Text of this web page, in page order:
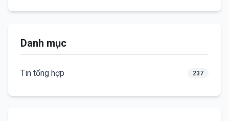
Danh mục
Tin tổng hợp 237